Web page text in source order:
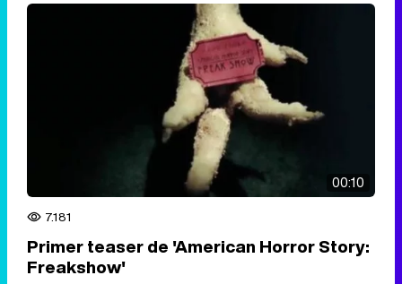
00:10
7.181
Primer teaser de 'American Horror Story:
Freakshow'